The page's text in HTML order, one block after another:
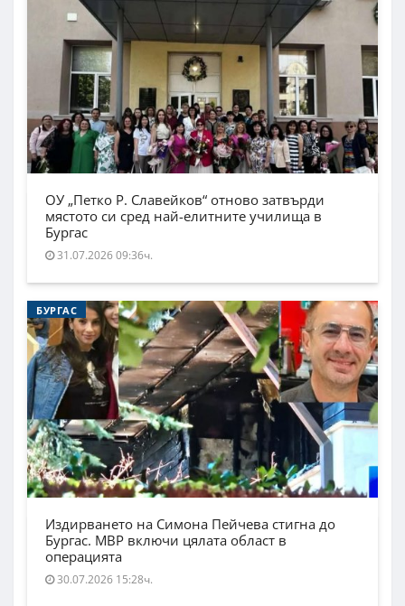
ОУ „Петко Р. Славейков“ отново затвърди
мястото си сред най-елитните училища в
Бургас
31.07.2026 09:36ч.
БУРГАС
Издирването на Симона Пейчева стигна до
Бургас. МВР включи цялата област в
операцията
30.07.2026 15:28ч.